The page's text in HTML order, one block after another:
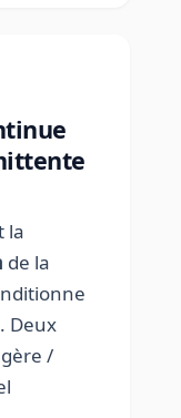
la
de la
Deux
/